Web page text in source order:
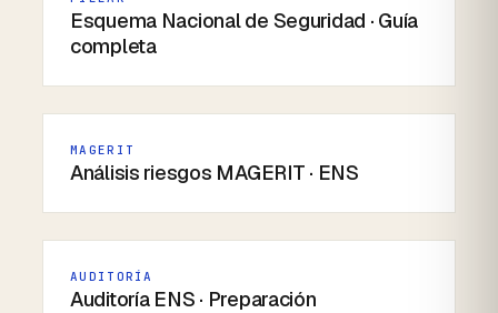
Esquema Nacional de Seguridad · Guía
completa
MAGERIT
Análisis riesgos MAGERIT · ENS
AUDITORÍA
Auditoría ENS · Preparación